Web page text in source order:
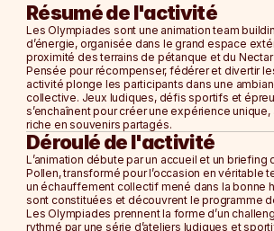
Soirée d'entreprise
Afterwork
Journée d'étude
Team Building
NOS ESPACES
La Ruche
L'Alcove
Le Nid
La Cellule Royale
Résumé de l'activité
Les Olympiades sont une animation team
d’énergie, organisée dans le grand espace
proximité des terrains de pétanque et du Nectar
Pensée pour récompenser, fédérer et divertir
activité plonge les participants dans une
collective. Jeux ludiques, défis sportifs et
s’enchaînent pour créer une expérience
riche en souvenirs partagés.
Déroulé de l'activité
Pollen, transformé pour l’occasion en véritable
un échauffement collectif mené dans la bonne
sont constituées et découvrent le programme
Les Olympiades prennent la forme d’un
rythmé par une série d’ateliers ludiques et